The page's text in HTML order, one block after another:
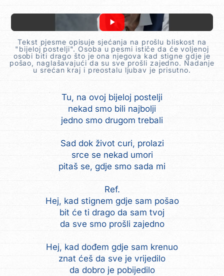
Tekst pjesme opisuje sjećanja na prošlu bliskost na
"bijeloj postelji". Osoba u pesmi ističe da će voljenoj
osobi biti drago što je ona njegova kad stigne gdje je
pošao, naglašavajući da su sve prošli zajedno. Nadanje
u srećan kraj i preostalu ljubav je prisutno.
Tu, na ovoj bijeloj postelji
nekad smo bili najbolji
jedno smo drugom trebali
Sad dok život curi, prolazi
srce se nekad umori
pitaš se, gdje smo sada mi
Ref.
Hej, kad stignem gdje sam pošao
bit će ti drago da sam tvoj
da sve smo prošli zajedno
Hej, kad dođem gdje sam krenuo
znat ćeš da sve je vrijedilo
da dobro je pobijedilo